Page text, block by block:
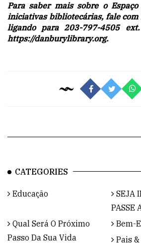
Para saber mais sobre o
iniciativas bibliotecárias, fale com
ligando para 203-797-4505
https://danburylibrary.org.
CATEGORIES
Educação
SEJA
PASSE
Qual Será O Próximo
Passo Da Sua Vida
Bem-
Pais